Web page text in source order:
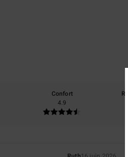
Confort
4.9